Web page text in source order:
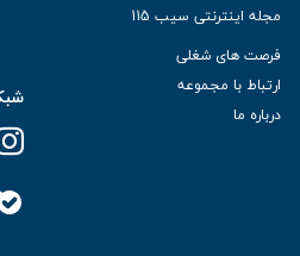
مجله اینترنتی سیب 115
فرصت های شغلی
ارتباط با مجموعه
درباره ما